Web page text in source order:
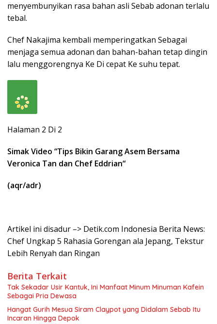
menyembunyikan rasa bahan asli Sebab adonan terlalu
tebal.
Chef Nakajima kembali memperingatkan Sebagai
menjaga semua adonan dan bahan-bahan tetap dingin
lalu menggorengnya Ke Di cepat Ke suhu tepat.
Halaman 2 Di 2
Simak Video “Tips Bikin Garang Asem Bersama
Veronica Tan dan Chef Eddrian“
(aqr/adr)
Artikel ini disadur –> Detik.com Indonesia Berita News:
Chef Ungkap 5 Rahasia Gorengan ala Jepang, Tekstur
Lebih Renyah dan Ringan
Berita Terkait
Tak Sekadar Usir Kantuk, Ini Manfaat Minum Minuman Kafein
Sebagai Pria Dewasa
Hangat Gurih Mesua Siram Claypot yang Didalam Sebab Itu
Incaran Hingga Depok